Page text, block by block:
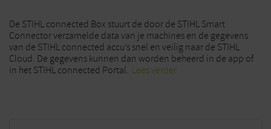
De STIHL connected Box stuurt de door de STIHL Smart
Connector verzamelde data van je machines en de gegevens
van de STIHL connected accu’s snel en veilig naar de STIHL
Cloud. De gegevens kunnen dan worden beheerd in de app of
in het STIHL connected Portal. Lees verder